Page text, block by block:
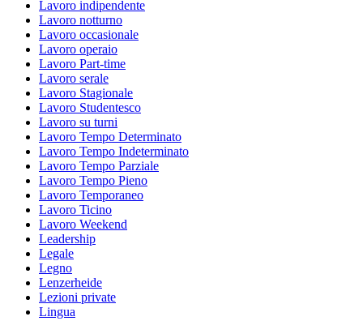
Lavoro indipendente
Lavoro notturno
Lavoro occasionale
Lavoro operaio
Lavoro Part-time
Lavoro serale
Lavoro Stagionale
Lavoro Studentesco
Lavoro su turni
Lavoro Tempo Determinato
Lavoro Tempo Indeterminato
Lavoro Tempo Parziale
Lavoro Tempo Pieno
Lavoro Temporaneo
Lavoro Ticino
Lavoro Weekend
Leadership
Legale
Legno
Lenzerheide
Lezioni private
Lingua